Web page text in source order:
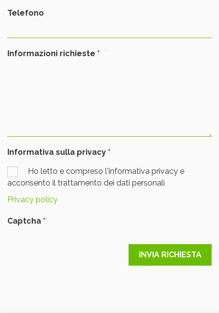
Telefono
Informazioni richieste
Informativa sulla privacy
Ho letto e compreso l'informativa privacy e
acconsento il trattamento dei dati personali
Privacy policy
Captcha